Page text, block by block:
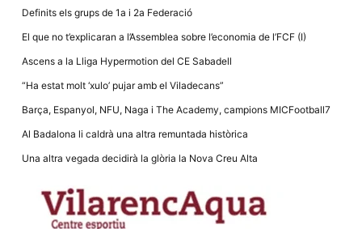
Definits els grups de 1a i 2a Federació
El que no t’explicaran a l’Assemblea sobre l’economia de l’FCF (I)
Ascens a la Lliga Hypermotion del CE Sabadell
“Ha estat molt ‘xulo’ pujar amb el Viladecans”
Barça, Espanyol, NFU, Naga i The Academy, campions MICFootball7
Al Badalona li caldrà una altra remuntada històrica
Una altra vegada decidirà la glòria la Nova Creu Alta
nostre lloc web
dades en el seu
permeten que el
bé com sigui
possible. Si
rebutja
cookies
desapareixeran
del lloc web.